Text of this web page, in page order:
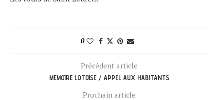
0
Précédent article
MEMOIRE LOTOISE / APPEL AUX HABITANTS
Prochain article